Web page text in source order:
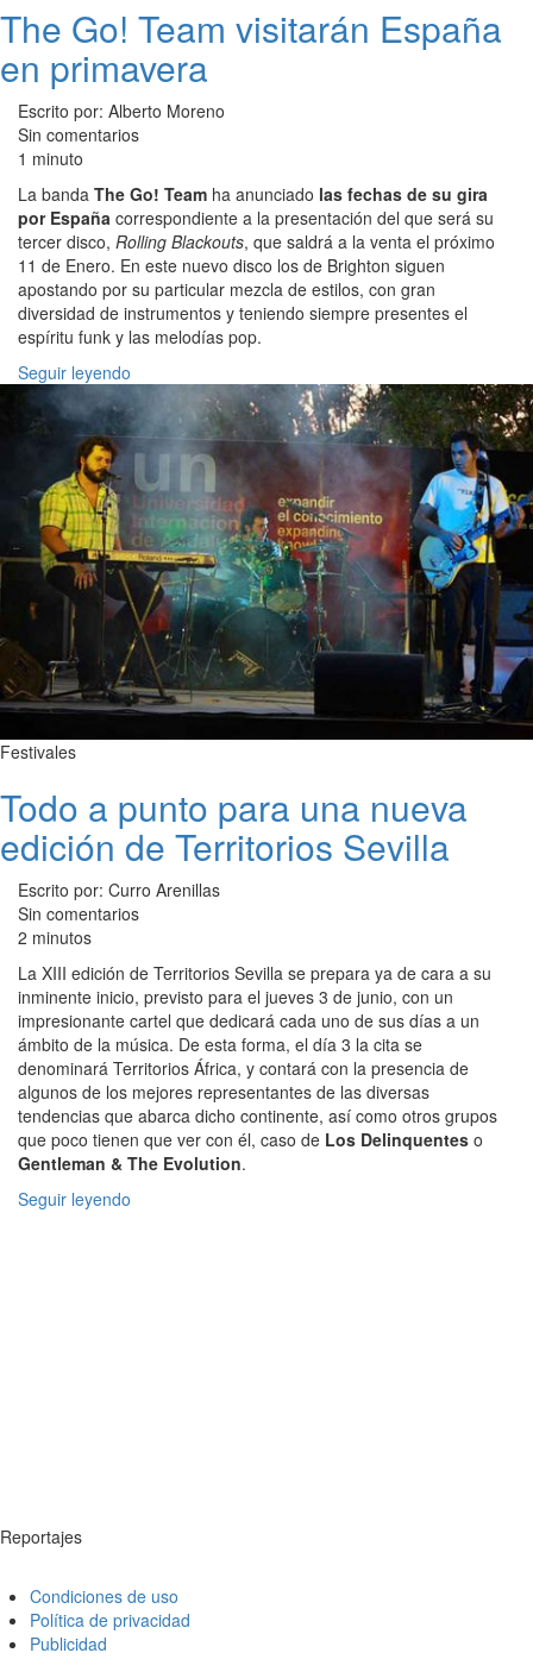
The Go! Team visitarán España
en primavera
Escrito por: Alberto Moreno
Sin comentarios
1 minuto
La banda The Go! Team ha anunciado las fechas de su gira
por España correspondiente a la presentación del que será su
tercer disco, Rolling Blackouts, que saldrá a la venta el próximo
11 de Enero. En este nuevo disco los de Brighton siguen
apostando por su particular mezcla de estilos, con gran
diversidad de instrumentos y teniendo siempre presentes el
espíritu funk y las melodías pop.
Seguir leyendo
Festivales
Todo a punto para una nueva
edición de Territorios Sevilla
Escrito por: Curro Arenillas
Sin comentarios
2 minutos
La XIII edición de Territorios Sevilla se prepara ya de cara a su
inminente inicio, previsto para el jueves 3 de junio, con un
impresionante cartel que dedicará cada uno de sus días a un
ámbito de la música. De esta forma, el día 3 la cita se
denominará Territorios África, y contará con la presencia de
algunos de los mejores representantes de las diversas
tendencias que abarca dicho continente, así como otros grupos
que poco tienen que ver con él, caso de Los Delinquentes o
Gentleman & The Evolution.
Seguir leyendo
Reportajes
Condiciones de uso
Política de privacidad
Publicidad